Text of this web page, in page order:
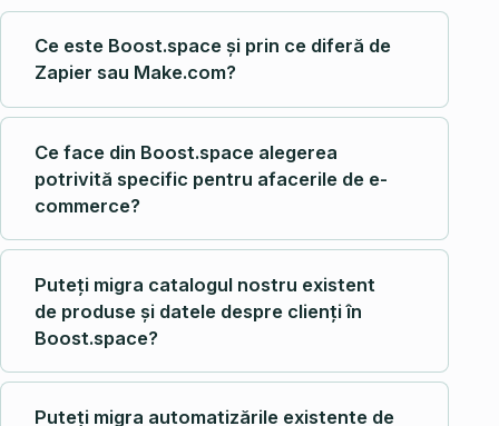
Ce este Boost.space și prin ce diferă de
Zapier sau Make.com?
Ce face din Boost.space alegerea
potrivită specific pentru afacerile de e-
commerce?
Puteți migra catalogul nostru existent
de produse și datele despre clienți în
Boost.space?
Puteți migra automatizările existente de